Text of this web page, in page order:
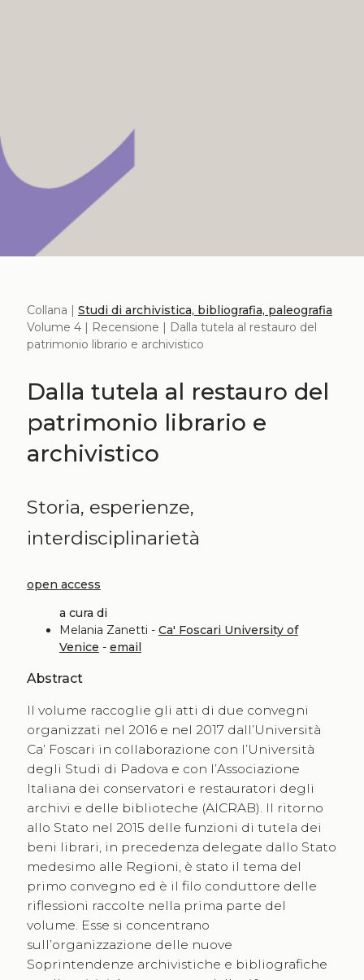
Collana | Studi di archivistica, bibliografia, paleografia
Volume 4 | Recensione | Dalla tutela al restauro del
patrimonio librario e archivistico
Dalla tutela al restauro del
patrimonio librario e
archivistico
Storia, esperienze,
interdisciplinarietà
open access
a cura di
Melania Zanetti - Ca' Foscari University of
Venice - email
Abstract
Il volume raccoglie gli atti di due convegni
organizzati nel 2016 e nel 2017 dall’Università
Ca’ Foscari in collaborazione con l’Università
degli Studi di Padova e con l’Associazione
Italiana dei conservatori e restauratori degli
archivi e delle biblioteche (AICRAB). Il ritorno
allo Stato nel 2015 delle funzioni di tutela dei
beni librari, in precedenza delegate dallo Stato
medesimo alle Regioni, è stato il tema del
primo convegno ed è il filo conduttore delle
riflessioni raccolte nella prima parte del
volume. Esse si concentrano
sull’organizzazione delle nuove
Soprintendenze archivistiche e bibliografiche